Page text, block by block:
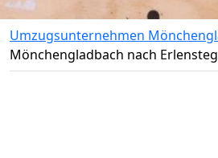
Umzugsunternehmen
Mönchengladbach nach